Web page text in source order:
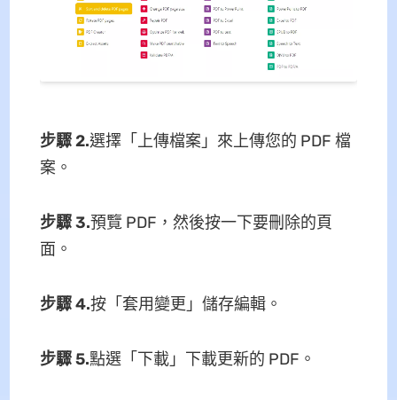
步驟 2.選擇「上傳檔案」來上傳您的 PDF 檔
案。
步驟 3.預覽 PDF，然後按一下要刪除的頁
面。
步驟 4.按「套用變更」儲存編輯。
步驟 5.點選「下載」下載更新的 PDF。